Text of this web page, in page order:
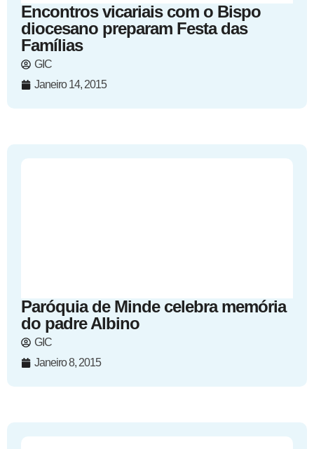
Encontros vicariais com o Bispo
diocesano preparam Festa das
Famílias
GIC
Janeiro 14, 2015
Paróquia de Minde celebra memória
do padre Albino
GIC
Janeiro 8, 2015